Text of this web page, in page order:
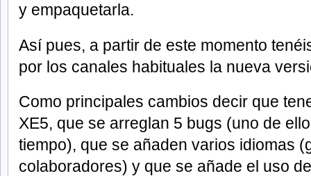
y empaquetarla.
Así pues, a partir de este momento
por los canales habituales la nueva
Como principales cambios decir que
XE5, que se arreglan 5 bugs (uno de
tiempo), que se añaden varios idiomas
colaboradores) y que se añade el uso